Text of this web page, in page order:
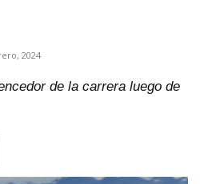
2024
de la carrera luego de